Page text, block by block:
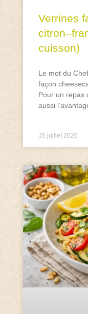
Verrines
cuisson)
Le mot du
façon
Pour un repas
aussi
15 juillet 2026